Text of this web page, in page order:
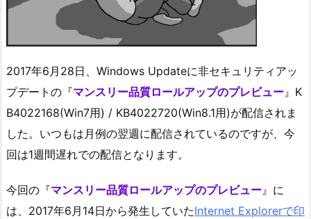
2017年6月28日、Windows Updateに非セキュリティアッ
プデートの『マンスリー品質ロールアップのプレビュー』K
B4022168(Win7用) / KB4022720(Win8.1用)が配信されま
した。いつもは月例の翌週に配信されているのですが、今
回は1週間遅れでの配信となります。
今回の『マンスリー品質ロールアップのプレビュー』に
は、2017年6月14日から発生していたInternet Explorerで印